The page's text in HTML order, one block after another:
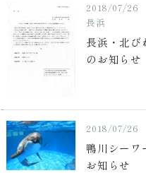
2018/07/26
長浜
長浜・北び
のお知らせ
2018/07/26
鴨川シー
お知らせ